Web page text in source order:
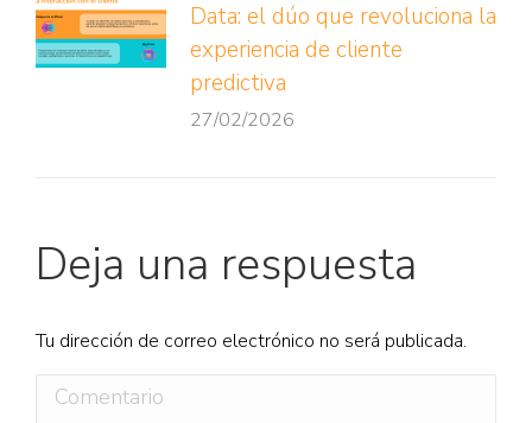
Data: el dúo que revoluciona la
experiencia de cliente
predictiva
27/02/2026
Deja una respuesta
Tu dirección de correo electrónico no será publicada.
Comentario